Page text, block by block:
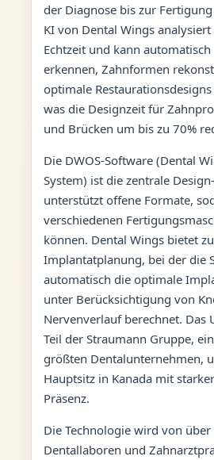
der Diagnose bis zur
KI von Dental Wings analysiert
Echtzeit und kann
erkennen, Zahnformen
optimale
was die Designzeit für
und Brücken um bis zu 70%
Die DWOS-Software (Dental
System) ist die zentrale
unterstützt offene Formate,
verschiedenen
können. Dental Wings bietet
Implantatplanung, bei der die
automatisch die optimale
unter Berücksichtigung von
Nervenverlauf berechnet. Das
Teil der Straumann Gruppe,
größten Dentalunternehmen,
Hauptsitz in Kanada mit
Präsenz.
Die Technologie wird von
Dentallaboren und